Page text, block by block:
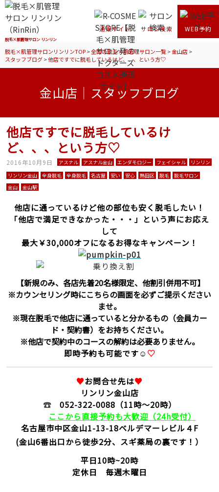
脱毛×肌管理サロン リンリン
通販サイト サロン検索 WEB予約
脱毛×肌管理サロンリンリンTOP>全国の脱毛×肌管理サロン一覧>金山店>
スタッフブログ>他店ですでに脱毛しているけど、、、という方♡
金山店｜スタッフブログ
他店ですでに脱毛しているけ
ど、、、という方♡
2016年10月9日 アスナル アスナル金山 エンダモロジー フェイシャル
リンリン
リンリン金山
全身脱毛 全身脱毛 名古屋 安い 安心 熱田区 脱毛
脱毛サロン
金山
金山駅
他店に通っているけど他の部位も安く脱毛したい！
「他店で満足できなかった・・・」という声にお応え
して
最大￥30,000オフになるお得なキャンペーン！
【新規のみ、各店先着20名様限定、他割引併用不可】
※カウンセリング時にこちらの画面を必ずご提示ください
ませ。
※現在脱毛で他店に通っていると分かるもの（会員カー
ド・契約書）をお持ちください。
※他店で契約中のコースの解約は必要ありません。
即時予約も可能です☺ ♡
♥お問合せ先は♥
リンリン金山店
☎ 052-322-0088 （11時～20時）
ここから直接予約も大歓迎（24h受付）
名古屋市中区金山1-13-18ベルデマーレビル４F
(金山6番出口から徒歩2分、スギ薬局の裏です！）
平日10時~20時
定休日 毎週木曜日